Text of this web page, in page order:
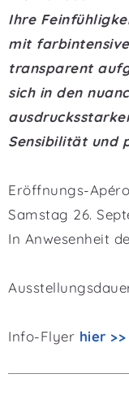
Ihre
mit
transparent
sich in den
Sensibilität und
Eröffnungs-
Samstag 26.
In Anwesenheit
Info-Flyer hier >>